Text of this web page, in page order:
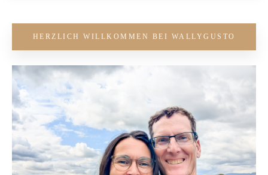
HERZLICH WILLKOMMEN BEI WALLYGUSTO